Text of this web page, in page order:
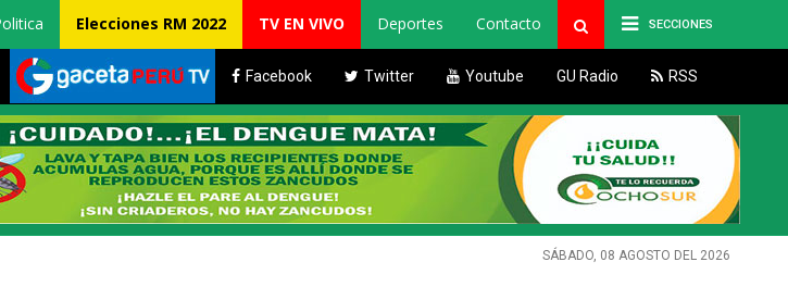
SECCIONES
Elecciones RM 2022 TV EN VIVO Deportes Contacto
Facebook Twitter Youtube GU Radio RSS
SÁBADO, 08 AGOSTO DEL 2026